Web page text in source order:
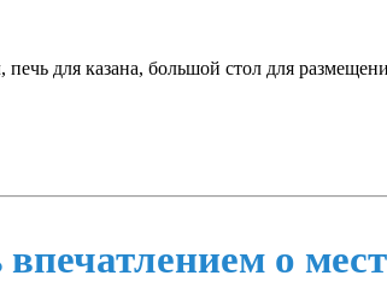
для казана, большой стол для
о